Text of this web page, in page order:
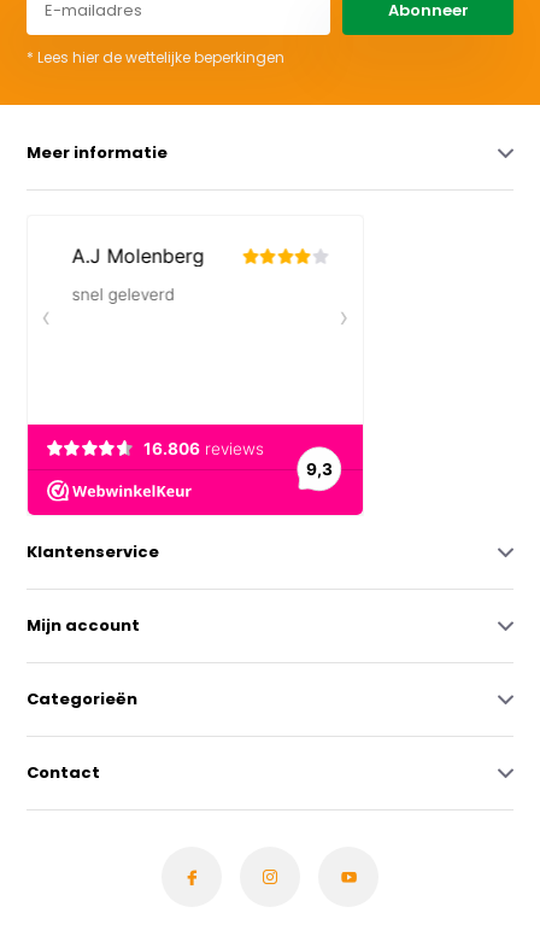
Abonneer
* Lees hier de wettelijke beperkingen
Meer informatie
Klantenservice
Mijn account
Categorieën
Contact